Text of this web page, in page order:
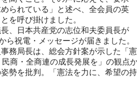
られている」と述べ、全会員の英
を呼び掛けました。
、日本共産党の志位和夫委員長が
ら祝電・メッセージが届きました。
務局長は、総会方針案が示した「
・全商連の成長発展を」の観点
勢を批判。「憲法を力に、希望の